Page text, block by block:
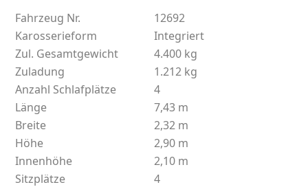
Fahrzeug Nr.
12692
Karosserieform
Integriert
Zul. Gesamtgewicht
4.400 kg
Zuladung
1.212 kg
Anzahl Schlafplätze
4
Länge
7,43 m
Breite
2,32 m
Höhe
2,90 m
Innenhöhe
2,10 m
Sitzplätze
4